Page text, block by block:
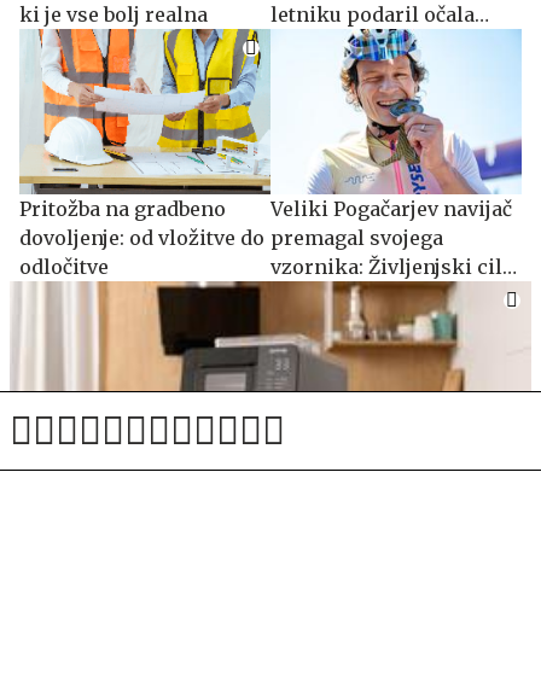
ki je vse bolj realna
letniku podaril očala
Pritožba na gradbeno
dovoljenje: od vložitve do
odločitve
Veliki Pogačarjev navijač
premagal svojega
vzornika: Življenjski cilj
izpolnjen